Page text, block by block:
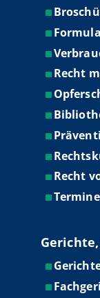
Recht
Recht
Termine